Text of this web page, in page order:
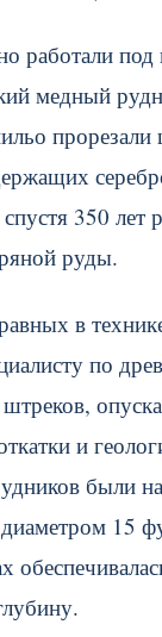
работали под
медный
350
руды.
в
по
и
были
диаметром 15